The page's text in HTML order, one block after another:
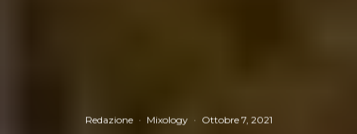
Redazione · Mixology · Ottobre 7, 2021